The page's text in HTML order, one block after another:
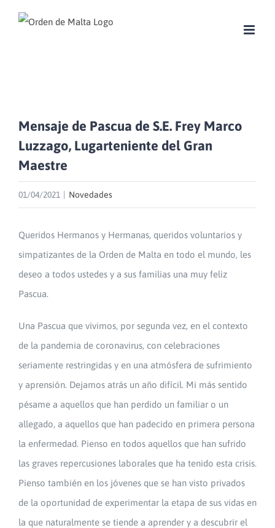
Mensaje de Pascua de S.E. Frey Marco
Luzzago, Lugarteniente del Gran
Maestre
01/04/2021 Novedades
Queridos Hermanos y Hermanas, queridos voluntarios y
simpatizantes de la Orden de Malta en todo el mundo, les
deseo a todos ustedes y a sus familias una muy feliz
Pascua.
Una Pascua que vivimos, por segunda vez, en el contexto
de la pandemia de coronavirus, con celebraciones
seriamente restringidas y en una atmósfera de sufrimiento
y aprensión. Dejamos atrás un año difícil. Mi más sentido
pésame a aquellos que han perdido un familiar o un
allegado, a aquellos que han padecido en primera persona
la enfermedad. Pienso en todos aquellos que han sufrido
las graves repercusiones laborales que ha tenido esta crisis.
Pienso también en los jóvenes que se han visto privados
de la oportunidad de experimentar la etapa de sus vidas en
la que naturalmente se tiende a aprender y a descubrir el